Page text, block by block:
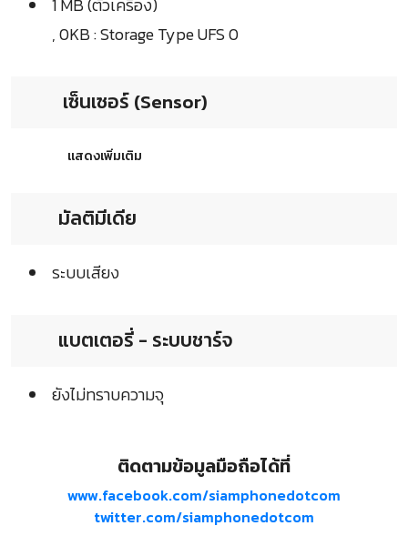
1 MB (ตัวเครื่อง)
, 0KB : Storage Type UFS 0
เซ็นเซอร์ (Sensor)
แสดงเพิ่มเติม
มัลติมีเดีย
ระบบเสียง
แบตเตอรี่ - ระบบชาร์จ
ยังไม่ทราบความจุ
ติดตามข้อมูลมือถือได้ที่
www.facebook.com/siamphonedotcom
twitter.com/siamphonedotcom